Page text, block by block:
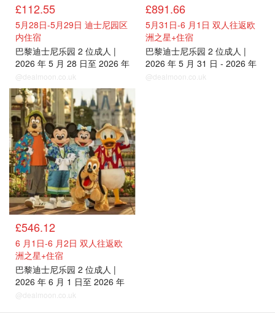
£112.55
5月28日-5月29日 迪士尼园区
内住宿
巴黎迪士尼乐园 2 位成人 |
2026 年 5 月 28 日至 2026 年
5 月 29 日
@dealmoon.co.uk
£891.66
5月31日-6 月1日 双人往返欧
洲之星+住宿
巴黎迪士尼乐园 2 位成人 |
2026 年 5 月 31 日 - 2026 年
6 月 2 日
@dealmoon.co.uk
£546.12
6 月1日-6 月2日 双人往返欧
洲之星+住宿
巴黎迪士尼乐园 2 位成人 |
2026 年 6 月 1 日至 2026 年
6 月 2 日
@dealmoon.co.uk